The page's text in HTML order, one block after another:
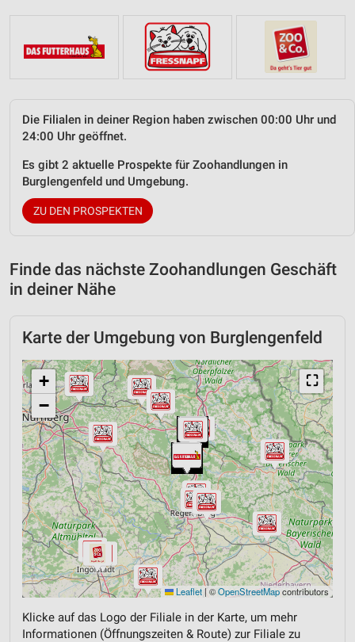
Die Filialen in deiner Region haben zwischen 00:00 Uhr und
24:00 Uhr geöffnet.
Es gibt 2 aktuelle Prospekte für Zoohandlungen in
Burglengenfeld und Umgebung.
ZU DEN PROSPEKTEN
Finde das nächste Zoohandlungen Geschäft
in deiner Nähe
Karte der Umgebung von Burglengenfeld
⛶
+
−
Leaflet | ©OpenStreetMapcontributors
Klicke auf das Logo der Filiale in der Karte, um mehr
Informationen (Öffnungszeiten & Route) zur Filiale zu